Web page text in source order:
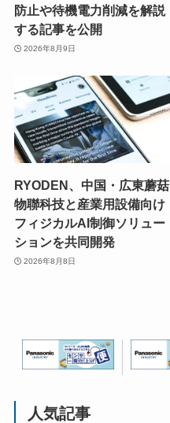
防止や待機電力削減を解説
する記事を公開
2026年8月9日
RYODEN、中国・広東蘑菇
物聯科技と産業用設備向け
フィジカルAI制御ソリュー
ションを共同開発
2026年8月8日
人気記事